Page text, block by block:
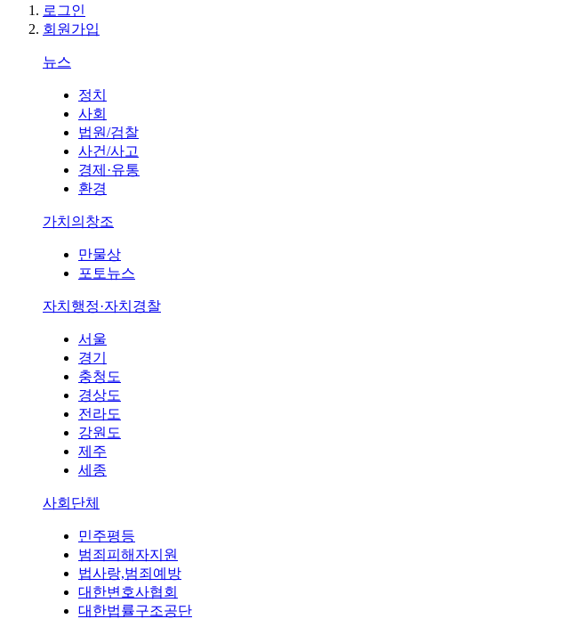
로그인
회원가입
뉴스
정치
사회
법원/검찰
사건/사고
경제·유통
환경
가치의창조
만물상
포토뉴스
자치행정·자치경찰
서울
경기
충청도
경상도
전라도
강원도
제주
세종
사회단체
민주평등
범죄피해자지원
법사랑,범죄예방
대한변호사협회
대한법률구조공단